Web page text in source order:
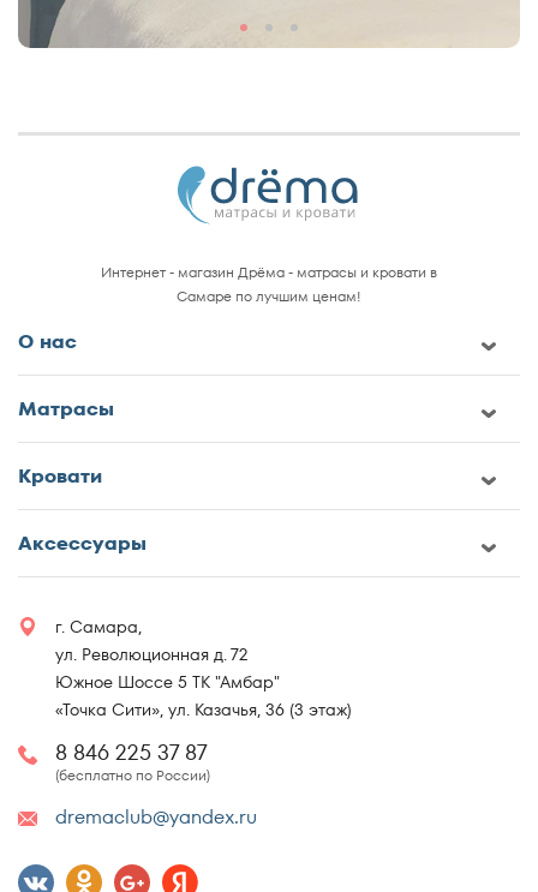
Интернет - магазин Дрёма - матрасы и кровати в
Самаре по лучшим ценам!
О нас
Матрасы
Кровати
Аксессуары
г. Самара,
ул. Революционная д. 72
Южное Шоссе 5 ТК "Амбар"
«Точка Сити», ул. Казачья, 36 (3 этаж)
8 846 225 37 87
(бесплатно по России)
dremaclub@yandex.ru